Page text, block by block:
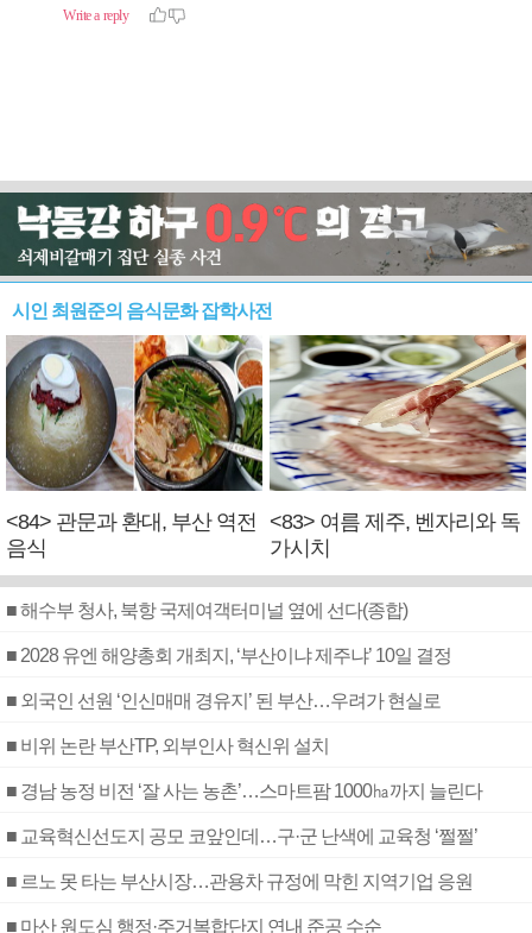
시인 최원준의 음식문화 잡학사전
<84> 관문과 환대, 부산 역전
음식
<83> 여름 제주, 벤자리와 독
가시치
■ 해수부 청사, 북항 국제여객터미널 옆에 선다(종합)
■ 2028 유엔 해양총회 개최지, ‘부산이냐 제주냐’ 10일 결정
■ 외국인 선원 ‘인신매매 경유지’ 된 부산…우려가 현실로
■ 비위 논란 부산TP, 외부인사 혁신위 설치
■ 경남 농정 비전 ‘잘 사는 농촌’…스마트팜 1000㏊까지 늘린다
■ 교육혁신선도지 공모 코앞인데…구·군 난색에 교육청 ‘쩔쩔’
■ 르노 못 타는 부산시장…관용차 규정에 막힌 지역기업 응원
■ 마산 원도심 행정·주거복합단지 연내 준공 수순